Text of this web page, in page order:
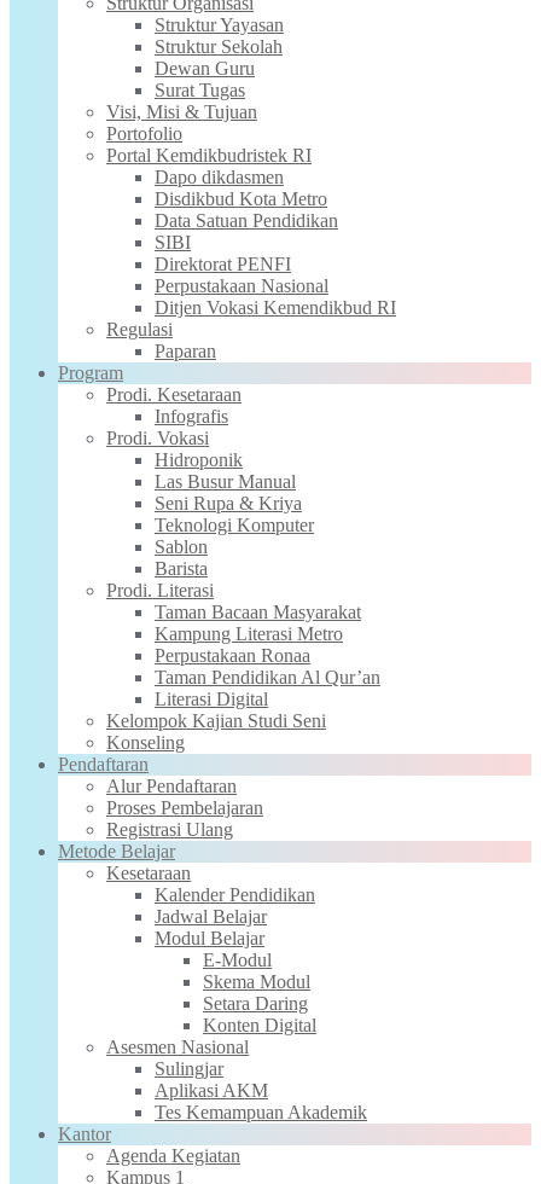
Struktur Yayasan
Struktur Sekolah
Dewan Guru
Surat Tugas
Visi, Misi & Tujuan
Portofolio
Portal Kemdikbudristek RI
Dapo dikdasmen
Disdikbud Kota Metro
Data Satuan Pendidikan
SIBI
Direktorat PENFI
Perpustakaan Nasional
Ditjen Vokasi Kemendikbud RI
Regulasi
Paparan
Program
Prodi. Kesetaraan
Infografis
Prodi. Vokasi
Hidroponik
Las Busur Manual
Seni Rupa & Kriya
Teknologi Komputer
Sablon
Barista
Prodi. Literasi
Taman Bacaan Masyarakat
Kampung Literasi Metro
Perpustakaan Ronaa
Taman Pendidikan Al Qur’an
Literasi Digital
Kelompok Kajian Studi Seni
Konseling
Pendaftaran
Alur Pendaftaran
Proses Pembelajaran
Registrasi Ulang
Metode Belajar
Kesetaraan
Kalender Pendidikan
Jadwal Belajar
Modul Belajar
E-Modul
Skema Modul
Setara Daring
Konten Digital
Asesmen Nasional
Sulingjar
Aplikasi AKM
Tes Kemampuan Akademik
Kantor
Agenda Kegiatan
Kampus 1